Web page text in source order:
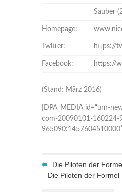
Sauber
Homepage:
Twitter: https://
Facebook: https://
(Stand: März 2016)
[DPA_MEDIA id=“urn-
com-20090101-160224-
Die Piloten der
Die Piloten der Formel